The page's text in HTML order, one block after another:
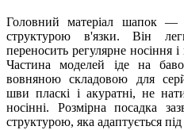
Головний матеріал шапок
структурою в'язки. Він
переносить регулярне носіння
Частина моделей іде на
вовняною складовою для
шви пласкі і акуратні, не
носінні. Розмірна посадка
структурою, яка адаптується